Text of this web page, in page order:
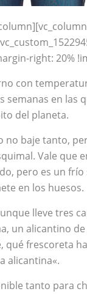
right: 20%
con
semanas en las
del planeta.
no baje tanto,
Vale que
pero es un frío
en los huesos.
lleve tres
un alicantino
qué frescoreta
alicantina«.
tanto para